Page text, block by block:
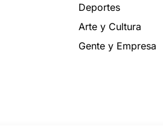
Deportes
Arte y Cultura
Gente y Empresa